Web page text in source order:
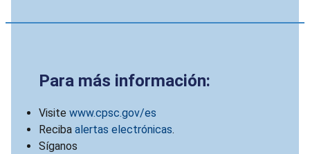
Para más información:
Visite www.cpsc.gov/es
Reciba alertas electrónicas.
Síganos